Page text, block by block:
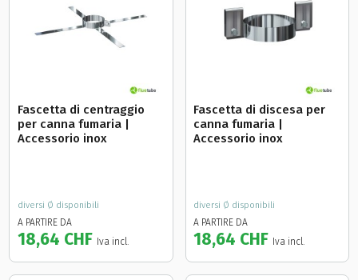
Fascetta di centraggio
per canna fumaria |
Accessorio inox
diversi Ø disponibili
A PARTIRE DA
18,64 CHF Iva incl.
Fascetta di discesa per
canna fumaria |
Accessorio inox
diversi Ø disponibili
A PARTIRE DA
18,64 CHF Iva incl.